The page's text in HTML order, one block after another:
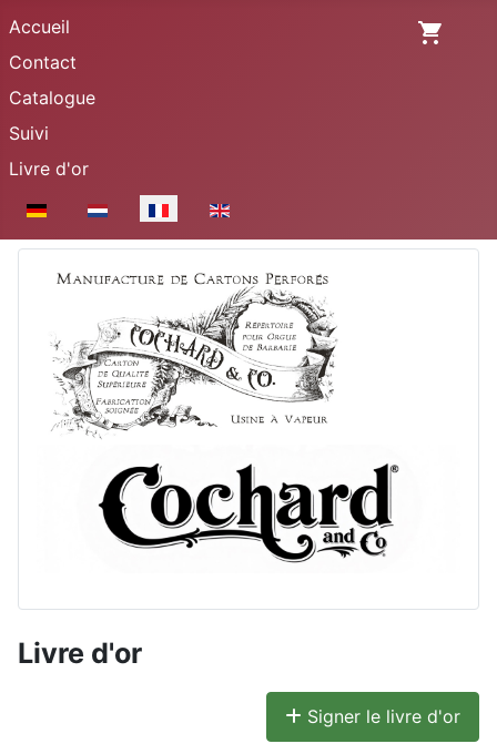
Accueil
Contact
Catalogue
Suivi
Livre d'or
Sélectionnez votre langue
Livre d'or
Signer le livre d'or